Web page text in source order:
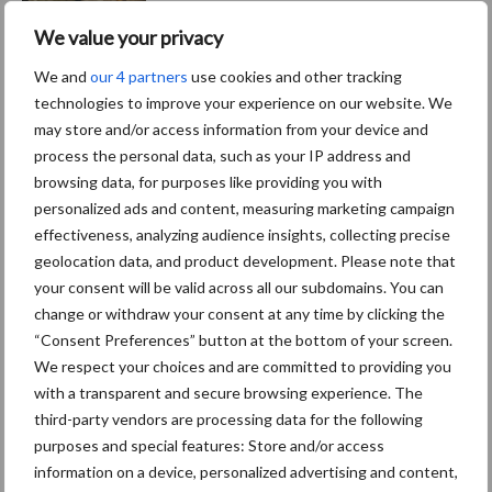
We value your privacy
We and our 4 partners use cookies and other tracking
technologies to improve your experience on our website. We
may store and/or access information from your device and
process the personal data, such as your IP address and
browsing data, for purposes like providing you with
personalized ads and content, measuring marketing campaign
effectiveness, analyzing audience insights, collecting precise
geolocation data, and product development. Please note that
your consent will be valid across all our subdomains. You can
change or withdraw your consent at any time by clicking the
“Consent Preferences” button at the bottom of your screen.
We respect your choices and are committed to providing you
with a transparent and secure browsing experience. The
third-party vendors are processing data for the following
purposes and special features: Store and/or access
information on a device, personalized advertising and content,
Themapagina's
Diergezondheid Bemesting Fokkerij
Bedrijfsnieuws
Ligbox &
Voerhekken
Toon meer